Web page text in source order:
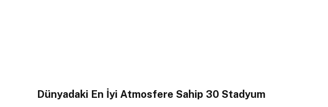
Dünyadaki En İyi Atmosfere Sahip 30 Stadyum